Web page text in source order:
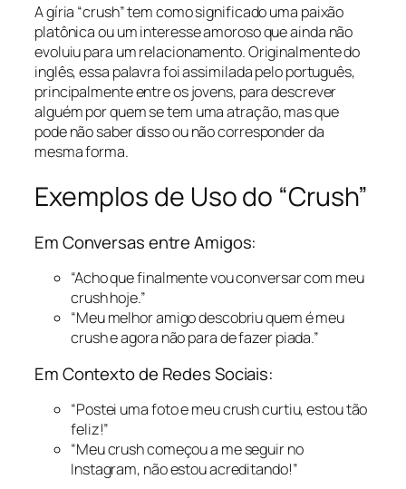
A gíria “crush” tem como significado uma paixão
platônica ou um interesse amoroso que ainda não
evoluiu para um relacionamento. Originalmente do
inglês, essa palavra foi assimilada pelo português,
principalmente entre os jovens, para descrever
alguém por quem se tem uma atração, mas que
pode não saber disso ou não corresponder da
mesma forma.
Exemplos de Uso do “Crush”
Em Conversas entre Amigos:
“Acho que finalmente vou conversar com meu
crush hoje.”
“Meu melhor amigo descobriu quem é meu
crush e agora não para de fazer piada.”
Em Contexto de Redes Sociais:
“Postei uma foto e meu crush curtiu, estou tão
feliz!”
“Meu crush começou a me seguir no
Instagram, não estou acreditando!”